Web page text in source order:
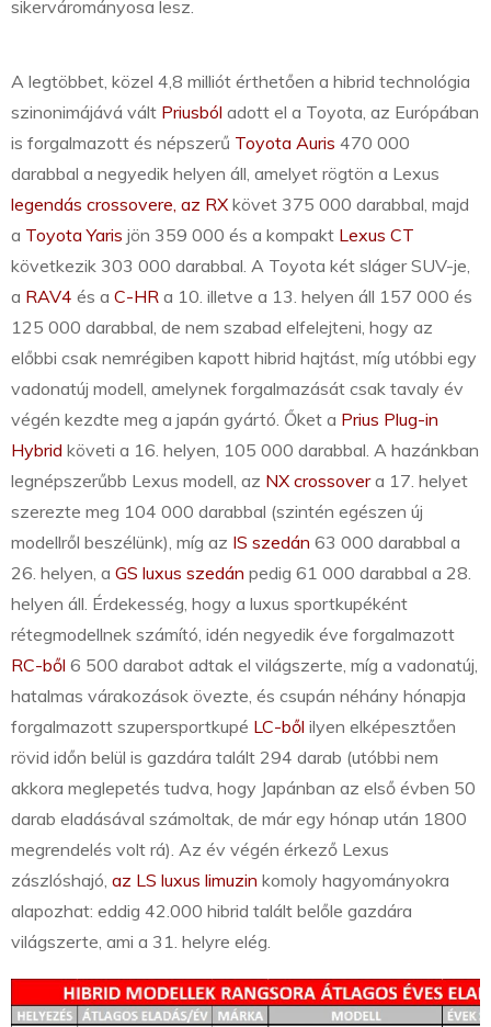
sikervárományosa lesz.
A legtöbbet, közel 4,8 milliót érthetően a hibrid technológia
szinonimájává vált Priusból adott el a Toyota, az Európában
is forgalmazott és népszerű Toyota Auris 470 000
darabbal a negyedik helyen áll, amelyet rögtön a Lexus
legendás crossovere, az RX követ 375 000 darabbal, majd
a Toyota Yaris jön 359 000 és a kompakt Lexus CT
következik 303 000 darabbal. A Toyota két sláger SUV-je,
a RAV4 és a C-HR a 10. illetve a 13. helyen áll 157 000 és
125 000 darabbal, de nem szabad elfelejteni, hogy az
előbbi csak nemrégiben kapott hibrid hajtást, míg utóbbi egy
vadonatúj modell, amelynek forgalmazását csak tavaly év
végén kezdte meg a japán gyártó. Őket a Prius Plug-in
Hybrid követi a 16. helyen, 105 000 darabbal. A hazánkban
legnépszerűbb Lexus modell, az NX crossovera 17. helyet
szerezte meg 104 000 darabbal (szintén egészen új
modellről beszélünk), míg az IS szedán 63 000 darabbal a
26. helyen, a GS luxus szedán pedig 61 000 darabbal a 28.
helyen áll. Érdekesség, hogy a luxus sportkupéként
rétegmodellnek számító, idén negyedik éve forgalmazott
RC-ből 6 500 darabot adtak el világszerte, míg a vadonatúj,
hatalmas várakozások övezte, és csupán néhány hónapja
forgalmazott szupersportkupé LC-ből ilyen elképesztően
rövid időn belül is gazdára talált 294 darab (utóbbi nem
akkora meglepetés tudva, hogy Japánban az első évben 50
darab eladásával számoltak, de már egy hónap után 1800
megrendelés volt rá). Az év végén érkező Lexus
zászlóshajó, az LS luxus limuzin komoly hagyományokra
alapozhat: eddig 42.000 hibrid talált belőle gazdára
világszerte, ami a 31. helyre elég.